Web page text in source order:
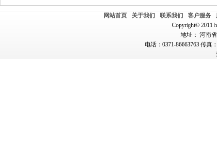
网站首页 关于我们 联系我们 客户服务
Copyright© 2011
地址： 河南
电话：0371-86663763 传真